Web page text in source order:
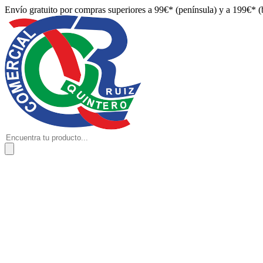
Envío gratuito por compras superiores a 99€* (península) y a 199€*